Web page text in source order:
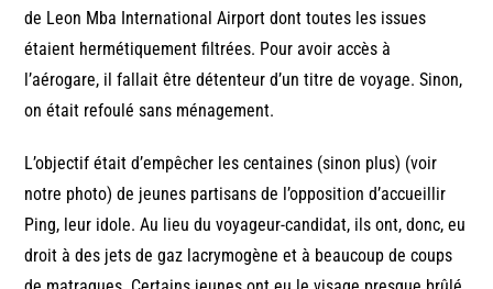
de Leon Mba International Airport dont toutes les issues
étaient hermétiquement filtrées. Pour avoir accès à
l’aérogare, il fallait être détenteur d’un titre de voyage. Sinon,
on était refoulé sans ménagement.
L’objectif était d’empêcher les centaines (sinon plus) (voir
notre photo) de jeunes partisans de l’opposition d’accueillir
Ping, leur idole. Au lieu du voyageur-candidat, ils ont, donc, eu
droit à des jets de gaz lacrymogène et à beaucoup de coups